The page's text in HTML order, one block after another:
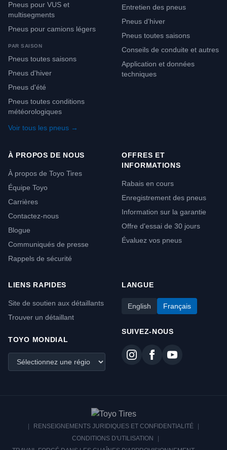
Pneus pour VUS et
multisegments
Pneus pour camions légers
PAR SAISON
Pneus toutes saisons
Pneus d'hiver
Pneus d'été
Pneus toutes conditions
météorologiques
Voir tous les pneus →
Entretien des pneus
Pneus d'hiver
Pneus toutes saisons
Conseils de conduite et autres
Application et données
techniques
À PROPOS DE NOUS
À propos de Toyo Tires
Équipe Toyo
Carrières
Contactez-nous
Blogue
Communiqués de presse
Rappels de sécurité
OFFRES ET
INFORMATIONS
Rabais en cours
Enregistrement des pneus
Information sur la garantie
Offre d'essai de 30 jours
Évaluez vos pneus
LIENS RAPIDES
Site de soutien aux détaillants
Trouver un détaillant
TOYO MONDIAL
LANGUE
English Français
SUIVEZ-NOUS
RENSEIGNEMENTS JURIDIQUES ET CONFIDENTIALITÉ
CONDITIONS D'UTILISATION